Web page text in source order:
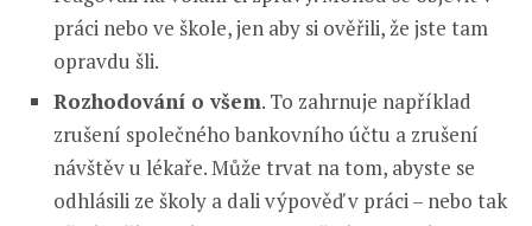
práci nebo ve škole, jen aby si ověřili, že jste tam
opravdu šli.
Rozhodování o všem. To zahrnuje například
zrušení společného bankovního účtu a zrušení
návštěv u lékaře. Může trvat na tom, abyste se
odhlásili ze školy a dali výpověď v práci – nebo tak